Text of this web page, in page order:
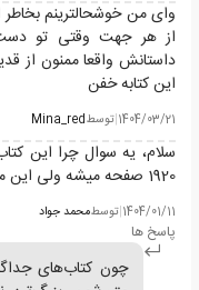
وای من خوشحالترینم بخاطر
از هر جهت وقتی تو
داستانش واقعا ممنون از
این کتابه خفن
1404/03/21
|توسطMina_red
سلام، یه سوال چرا این
1920 صفحه میشه ولی این مجموعه فقط 791 صفحه داره؟
1404/01/11
|توسطمحمد جواد
پاسخ ها
چون کتاب‌های